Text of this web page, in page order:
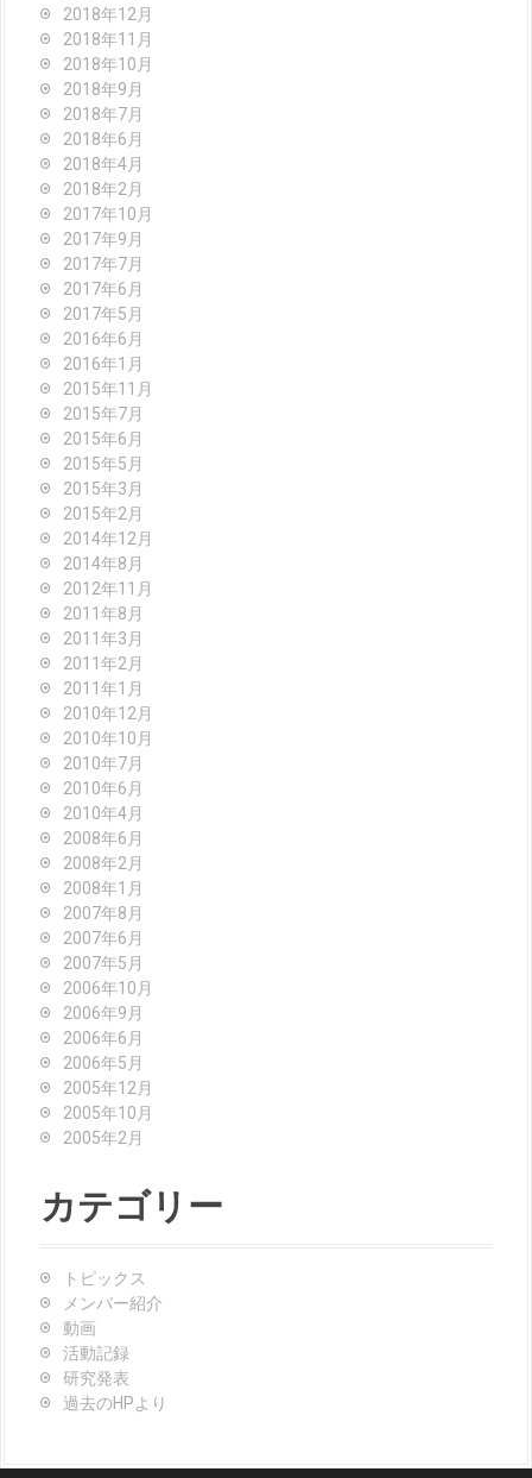
2018年12月
2018年11月
2018年10月
2018年9月
2018年7月
2018年6月
2018年4月
2018年2月
2017年10月
2017年9月
2017年7月
2017年6月
2017年5月
2016年6月
2016年1月
2015年11月
2015年7月
2015年6月
2015年5月
2015年3月
2015年2月
2014年12月
2014年8月
2012年11月
2011年8月
2011年3月
2011年2月
2011年1月
2010年12月
2010年10月
2010年7月
2010年6月
2010年4月
2008年6月
2008年2月
2008年1月
2007年8月
2007年6月
2007年5月
2006年10月
2006年9月
2006年6月
2006年5月
2005年12月
2005年10月
2005年2月
カテゴリー
トピックス
メンバー紹介
動画
活動記録
研究発表
過去のHPより